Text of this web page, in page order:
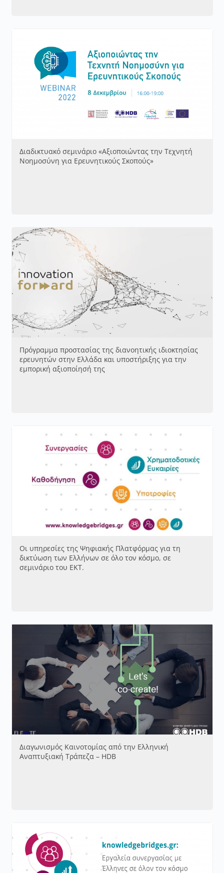
Διαδικτυακό σεμινάριο «Αξιοποιώντας την Τεχνητή
Νοημοσύνη για Ερευνητικούς Σκοπούς»
Πρόγραμμα προστασίας της διανοητικής ιδιοκτησίας
ερευνητών στην Ελλάδα και υποστήριξης για την
εμπορική αξιοποίησή της
Οι υπηρεσίες της Ψηφιακής Πλατφόρμας για τη
δικτύωση των Ελλήνων σε όλο τον κόσμο, σε
σεμινάριο του ΕΚΤ.
Διαγωνισμός Καινοτομίας από την Ελληνική
Αναπτυξιακή Τράπεζα – HDB